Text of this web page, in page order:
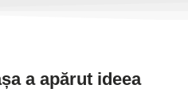
a apărut ideea